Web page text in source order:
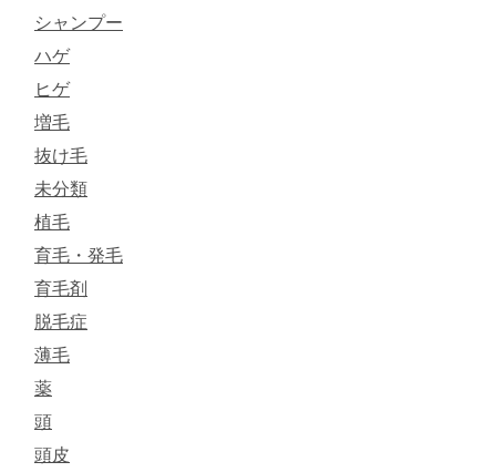
シャンプー
ハゲ
ヒゲ
増毛
抜け毛
未分類
植毛
育毛・発毛
育毛剤
脱毛症
薄毛
薬
頭
頭皮